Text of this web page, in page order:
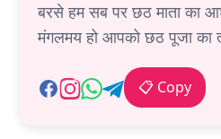
बरसे हम सब पर छठ माता का
मंगलमय हो आपको छठ पूजा का
📋 Copy